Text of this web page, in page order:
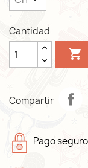
Cantidad

Compartir
Pago seguro